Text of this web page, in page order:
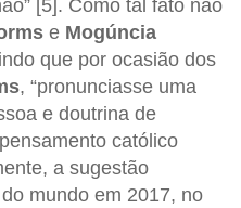
[5]. Como tal fato não
e Mogúncia
que por ocasião dos
, “pronunciasse uma
e doutrina de
católico
a sugestão
mundo em 2017, no